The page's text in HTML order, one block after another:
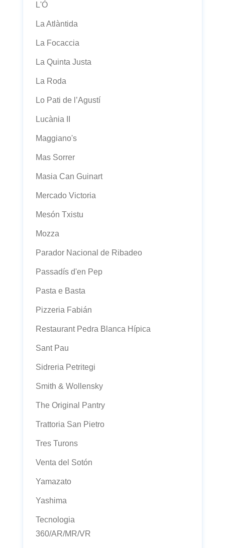
L'Ó
La Atlàntida
La Focaccia
La Quinta Justa
La Roda
Lo Pati de l’Agustí
Lucània II
Maggiano's
Mas Sorrer
Masia Can Guinart
Mercado Victoria
Mesón Txistu
Mozza
Parador Nacional de Ribadeo
Passadís d'en Pep
Pasta e Basta
Pizzeria Fabián
Restaurant Pedra Blanca Hípica
Sant Pau
Sidreria Petritegi
Smith & Wollensky
The Original Pantry
Trattoria San Pietro
Tres Turons
Venta del Sotón
Yamazato
Yashima
Tecnologia
360/AR/MR/VR